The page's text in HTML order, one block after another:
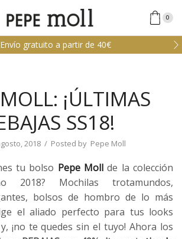
0
Envío gratuito a partir de 40€
¡ÚLTIMAS
SS18!
2018 / Posted by Pepe Moll
tu bolso Pepe Moll de la colección
2018? Mochilas trotamundos,
bolsos de hombro de lo más
el aliado perfecto para tus looks
¡no te quedes sin el tuyo! Ahora los